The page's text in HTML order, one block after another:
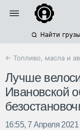
Найти грузы
← Топливо, масла и
Лучше
Ивановской
16:55, 7 Апреля 2021